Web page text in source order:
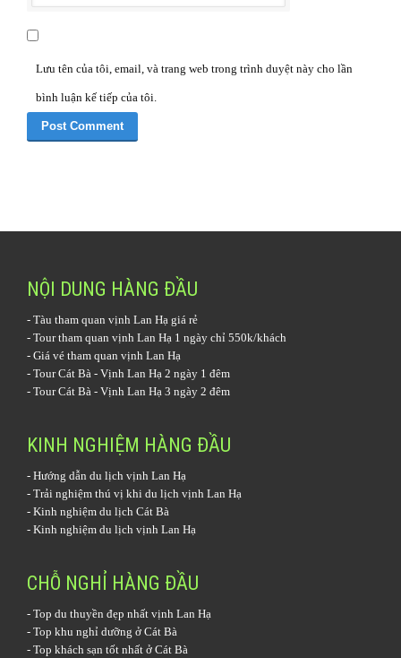
Lưu tên của tôi, email, và trang web trong trình duyệt này cho lần
bình luận kế tiếp của tôi.
NỘI DUNG HÀNG ĐẦU
- Tàu tham quan vịnh Lan Hạ giá rẻ
- Tour tham quan vịnh Lan Hạ 1 ngày chỉ 550k/khách
- Giá vé tham quan vịnh Lan Hạ
- Tour Cát Bà - Vịnh Lan Hạ 2 ngày 1 đêm
- Tour Cát Bà - Vịnh Lan Hạ 3 ngày 2 đêm
KINH NGHIỆM HÀNG ĐẦU
- Hướng dẫn du lịch vịnh Lan Hạ
- Trải nghiệm thú vị khi du lịch vịnh Lan Hạ
- Kinh nghiệm du lịch Cát Bà
- Kinh nghiệm du lịch vịnh Lan Hạ
CHỖ NGHỈ HÀNG ĐẦU
- Top du thuyền đẹp nhất vịnh Lan Hạ
- Top khu nghỉ dưỡng ở Cát Bà
- Top khách sạn tốt nhất ở Cát Bà